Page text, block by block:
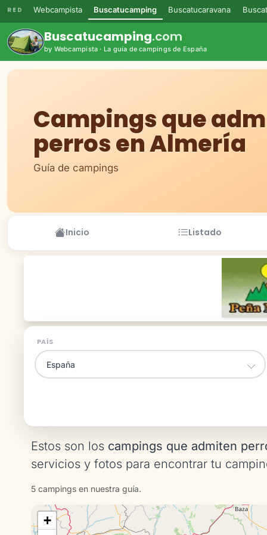
RED Webcampista Buscatucamping Buscatucaravana
Buscatucamping.com
by Webcampista · La guía de campings de España
Campings que
perros en Almería
Guía de campings
Inicio Listado
PAÍS
Estos son los campings que admiten
servicios y fotos para encontrar tu
5 campings en nuestra guía.
+